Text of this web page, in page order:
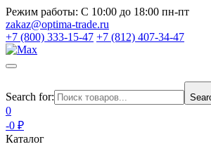
Режим работы: С 10:00 до 18:00 пн-пт
zakaz@optima-trade.ru
+7 (800) 333-15-47 +7 (812) 407-34-47
Search for:
0
-0 ₽
Каталог